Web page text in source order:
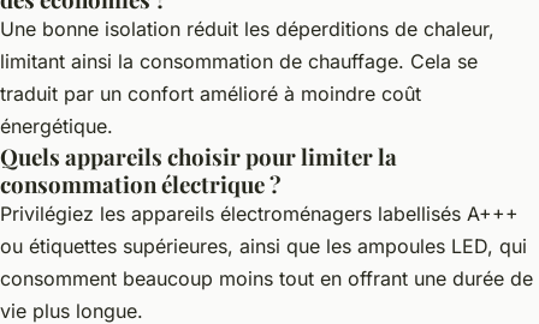
Une bonne isolation réduit les déperditions de chaleur,
limitant ainsi la consommation de chauffage. Cela se
traduit par un confort amélioré à moindre coût
énergétique.
Quels appareils choisir pour limiter la
consommation électrique ?
Privilégiez les appareils électroménagers labellisés A+++
ou étiquettes supérieures, ainsi que les ampoules LED, qui
consomment beaucoup moins tout en offrant une durée de
vie plus longue.